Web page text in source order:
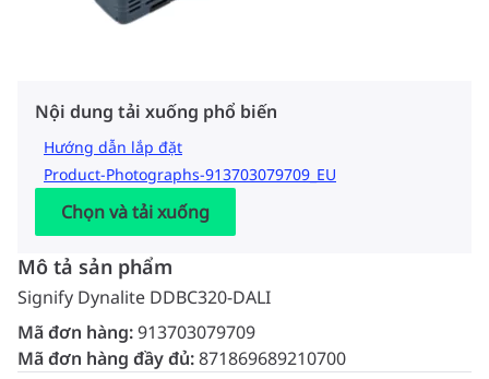
Nội dung tải xuống phổ biến
Hướng dẫn lắp đặt
Product-Photographs-913703079709_EU
Chọn và tải xuống
Mô tả sản phẩm
Signify Dynalite DDBC320-DALI
Mã đơn hàng:913703079709
Mã đơn hàng đầy đủ:871869689210700